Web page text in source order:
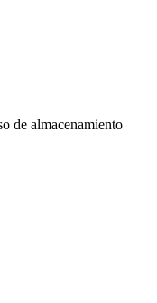
de almacenamiento